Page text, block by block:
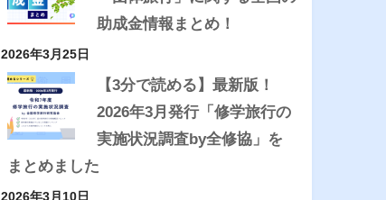
助成金情報まとめ！
2026年3月25日
【3分で読める】最新版！
2026年3月発行「修学旅行の
実施状況調査by全修協」を
まとめました
2026年3月10日